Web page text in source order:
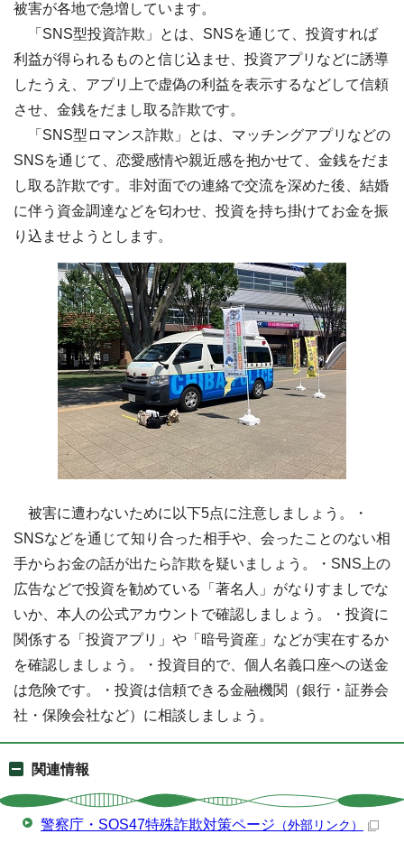
被害が各地で急増しています。
「SNS型投資詐欺」とは、SNSを通じて、投資すれば
利益が得られるものと信じ込ませ、投資アプリなどに誘導
したうえ、アプリ上で虚偽の利益を表示するなどして信頼
させ、金銭をだまし取る詐欺です。
「SNS型ロマンス詐欺」とは、マッチングアプリなどの
SNSを通じて、恋愛感情や親近感を抱かせて、金銭をだま
し取る詐欺です。非対面での連絡で交流を深めた後、結婚
に伴う資金調達などを匂わせ、投資を持ち掛けてお金を振
り込ませようとします。
被害に遭わないために以下5点に注意しましょう。・
SNSなどを通じて知り合った相手や、会ったことのない相
手からお金の話が出たら詐欺を疑いましょう。・SNS上の
広告などで投資を勧めている「著名人」がなりすましでな
いか、本人の公式アカウントで確認しましょう。・投資に
関係する「投資アプリ」や「暗号資産」などが実在するか
を確認しましょう。・投資目的で、個人名義口座への送金
は危険です。・投資は信頼できる金融機関（銀行・証券会
社・保険会社など）に相談しましょう。
関連情報
警察庁・SOS47特殊詐欺対策ページ （外部リンク）